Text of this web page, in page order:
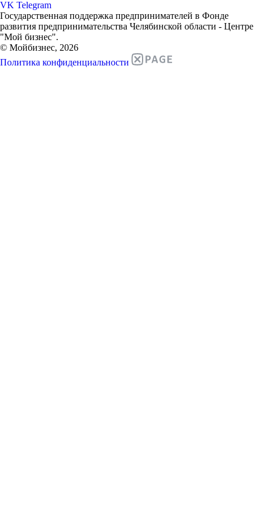
VK Telegram
Государственная поддержка предпринимателей в Фонде
развития предпринимательства Челябинской области - Центре
"Мой бизнес".
© Мойбизнес, 2026
Политика конфиденциальности